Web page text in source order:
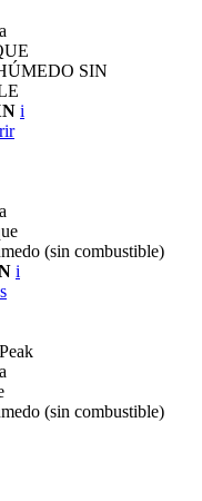
SIN
i
(sin combustible)
i
(sin combustible)